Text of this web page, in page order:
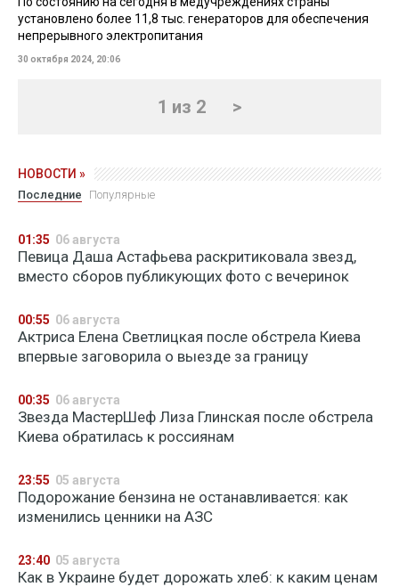
установлено более 11,8 тыс. генераторов для обеспечения
непрерывного электропитания
30 октября 2024, 20:06
1 из 2 >
НОВОСТИ »
Последние Популярные
01:35 06 августа
Певица Даша Астафьева раскритиковала звезд,
вместо сборов публикующих фото с вечеринок
00:55 06 августа
Актриса Елена Светлицкая после обстрела Киева
впервые заговорила о выезде за границу
00:35 06 августа
Звезда МастерШеф Лиза Глинская после обстрела
Киева обратилась к россиянам
23:55 05 августа
Подорожание бензина не останавливается: как
изменились ценники на АЗС
23:40 05 августа
Как в Украине будет дорожать хлеб: к каким ценам